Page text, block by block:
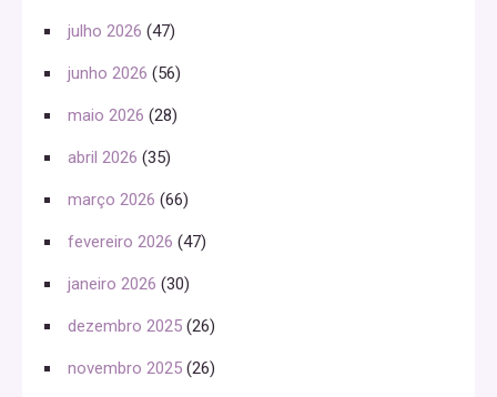
julho 2026 (47)
junho 2026 (56)
maio 2026 (28)
abril 2026 (35)
março 2026 (66)
fevereiro 2026 (47)
janeiro 2026 (30)
dezembro 2025 (26)
novembro 2025 (26)